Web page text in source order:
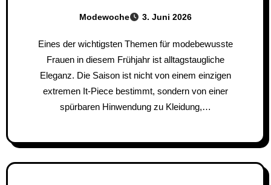
Modewoche 3. Juni 2026
Eines der wichtigsten Themen für modebewusste
Frauen in diesem Frühjahr ist alltagstaugliche
Eleganz. Die Saison ist nicht von einem einzigen
extremen It-Piece bestimmt, sondern von einer
spürbaren Hinwendung zu Kleidung,…